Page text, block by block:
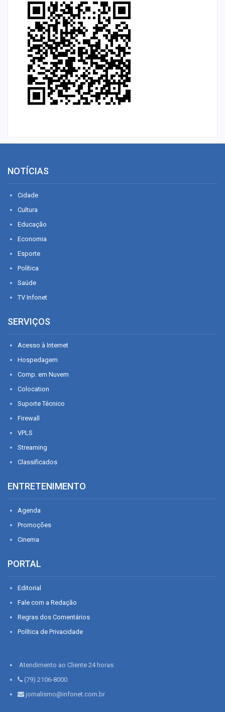
NOTÍCIAS
Cidade
Cultura
Educação
Economia
Esporte
Política
Saúde
TV Infonet
SERVIÇOS
Acesso à Internet
Hospedagem
Comp. em Nuvem
Colocation
Suporte Técnico
Firewall
VPLS
Streaming
Classificados
ENTRETENIMENTO
Agenda
Promoções
Cinema
PORTAL
Editorial
Fale com a Redação
Regras dos Comentários
Política de Privacidade
Atendimento ao Cliente 24 horas:
(79) 2106-8000
jornalismo@infonet.com.br